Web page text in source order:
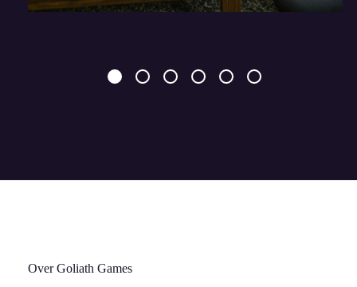
Over Goliath Games